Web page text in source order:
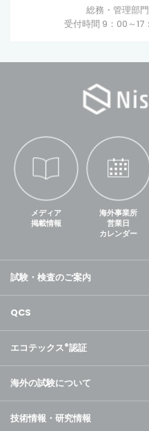
総務・管理部門
受付時間 9：00～17
メディア
掲載情報
海外事業所
営業日
カレンダー
試験・検査のご案内
QCS
エコテックス®認証
海外の試験について
技術情報・研究情報